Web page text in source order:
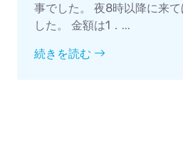
事でした。 夜8時以降に来
した。 金額は1．...
続きを読む